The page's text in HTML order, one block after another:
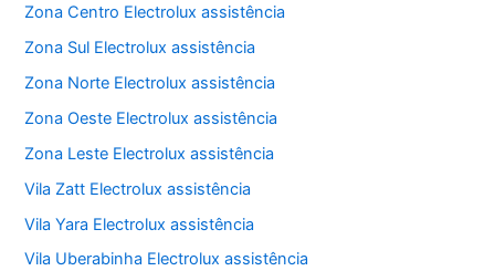
Zona Centro Electrolux assistência
Zona Sul Electrolux assistência
Zona Norte Electrolux assistência
Zona Oeste Electrolux assistência
Zona Leste Electrolux assistência
Vila Zatt Electrolux assistência
Vila Yara Electrolux assistência
Vila Uberabinha Electrolux assistência